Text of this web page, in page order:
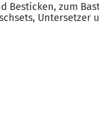
Besticken, zum
Untersetzer